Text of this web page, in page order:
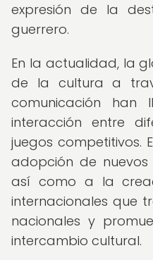
expresión de la
guerrero.
En la actualidad, la
de la cultura a
comunicación
interacción entre
juegos competitivos.
adopción de
así como a la
internacionales que
nacionales y
intercambio cultural.